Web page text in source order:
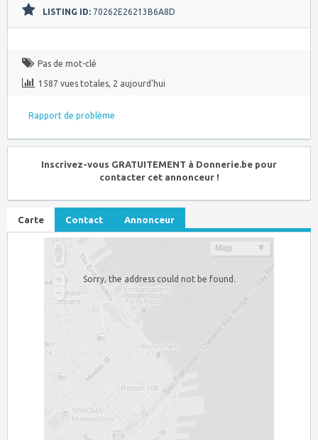
LISTING ID: 70262E26213B6A8D
Pas de mot-clé
1587 vues totales, 2 aujourd'hui
Rapport de problème
Inscrivez-vous GRATUITEMENT à Donnerie.be pour
contacter cet annonceur !
Carte Contact Annonceur
Sorry, the address could not be found.